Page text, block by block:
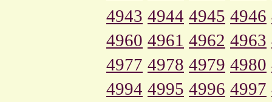
4943 4944 4945 4946
4960 4961 4962 4963
4977 4978 4979 4980
4994 4995 4996 4997